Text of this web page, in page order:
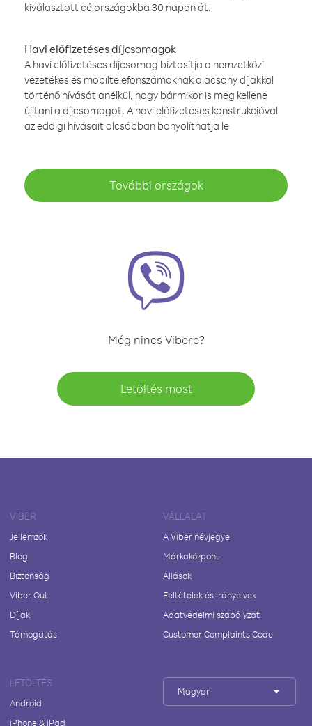
kiválasztott célországokba 30 napon át.
Havi előfizetéses díjcsomagok
A havi előfizetéses díjcsomag biztosítja a nemzetközi
vezetékes és mobiltelefonszámoknak alacsony díjakkal
történő hívását anélkül, hogy bármikor is meg kellene
újítani a díjcsomagot. A havi előfizetéses konstrukcióval
az eddigi hívásait olcsóbban bonyolíthatja le
További országok
Még nincs Vibere?
Letöltés most
VIBER
Jellemzők
Blog
Biztonság
Viber Out
Díjak
Támogatás
VÁLLALAT
A Viber névjegye
Márkaközpont
Állások
Feltételek és irányelvek
Adatvédelmi szabályzat
Customer Complaints Code
LETÖLTÉS
Android
iPhone & iPad
Magyar